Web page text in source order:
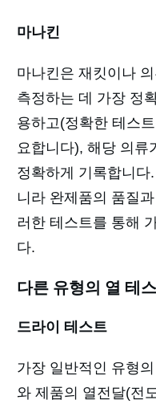
마나킨
마나킨은 재킷이나
측정하는 데 가장 정
용하고(정확한 테스
요합니다), 해당 의류
정확하게 기록합니
니라 완제품의 품질
러한 테스트를 통해
다.
다른 유형의 열 테
드라이 테스트
가장 일반적인 유형
와 제품의 열전달(전